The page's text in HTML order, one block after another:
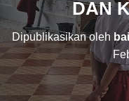
DAN
Dipublikasikan oleh